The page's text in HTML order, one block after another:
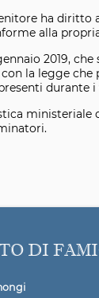
ha diritto
alla
2019,
la legge che
durante
ministeriale
DI